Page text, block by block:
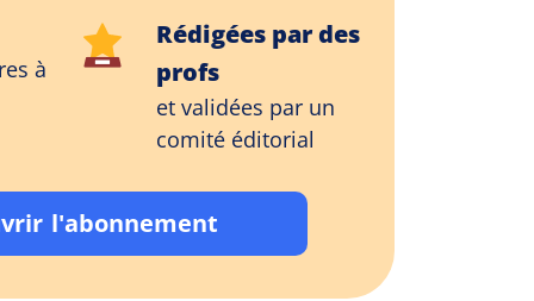
à
Rédigées par des
profs
et validées par un
comité éditorial
l'abonnement